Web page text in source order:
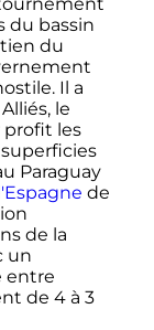
du bassin
du
Il a
le
profit les
Paraguay
de
de la
un
entre
de 4 à 3